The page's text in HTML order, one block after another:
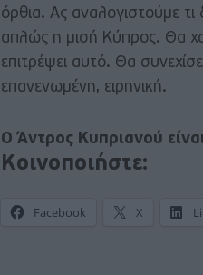
όρθια. Ας αναλογιστούμε τι
απλώς η μισή Κύπρος. Θα
επιτρέψει αυτό. Θα
επανενωμένη, ειρηνική.
Ο Άντρος Κυπριανού
Κοινοποιήστε:
Facebook X